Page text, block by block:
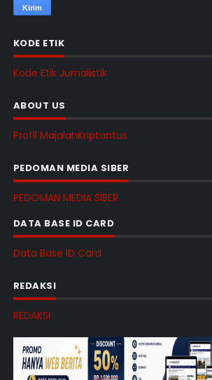
KODE ETIK
Kode Etik Jurnalistik
ABOUT US
Profil MajalahKriptantus
PEDOMAN MEDIA SIBER
PEDOMAN MEDIA SIBER
DATA BASE ID CARD
Data Base ID Card
REDAKSI
REDAKSI